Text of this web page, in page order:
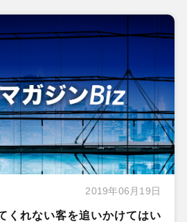
2019年06月19日
くれない客を追いかけてはい